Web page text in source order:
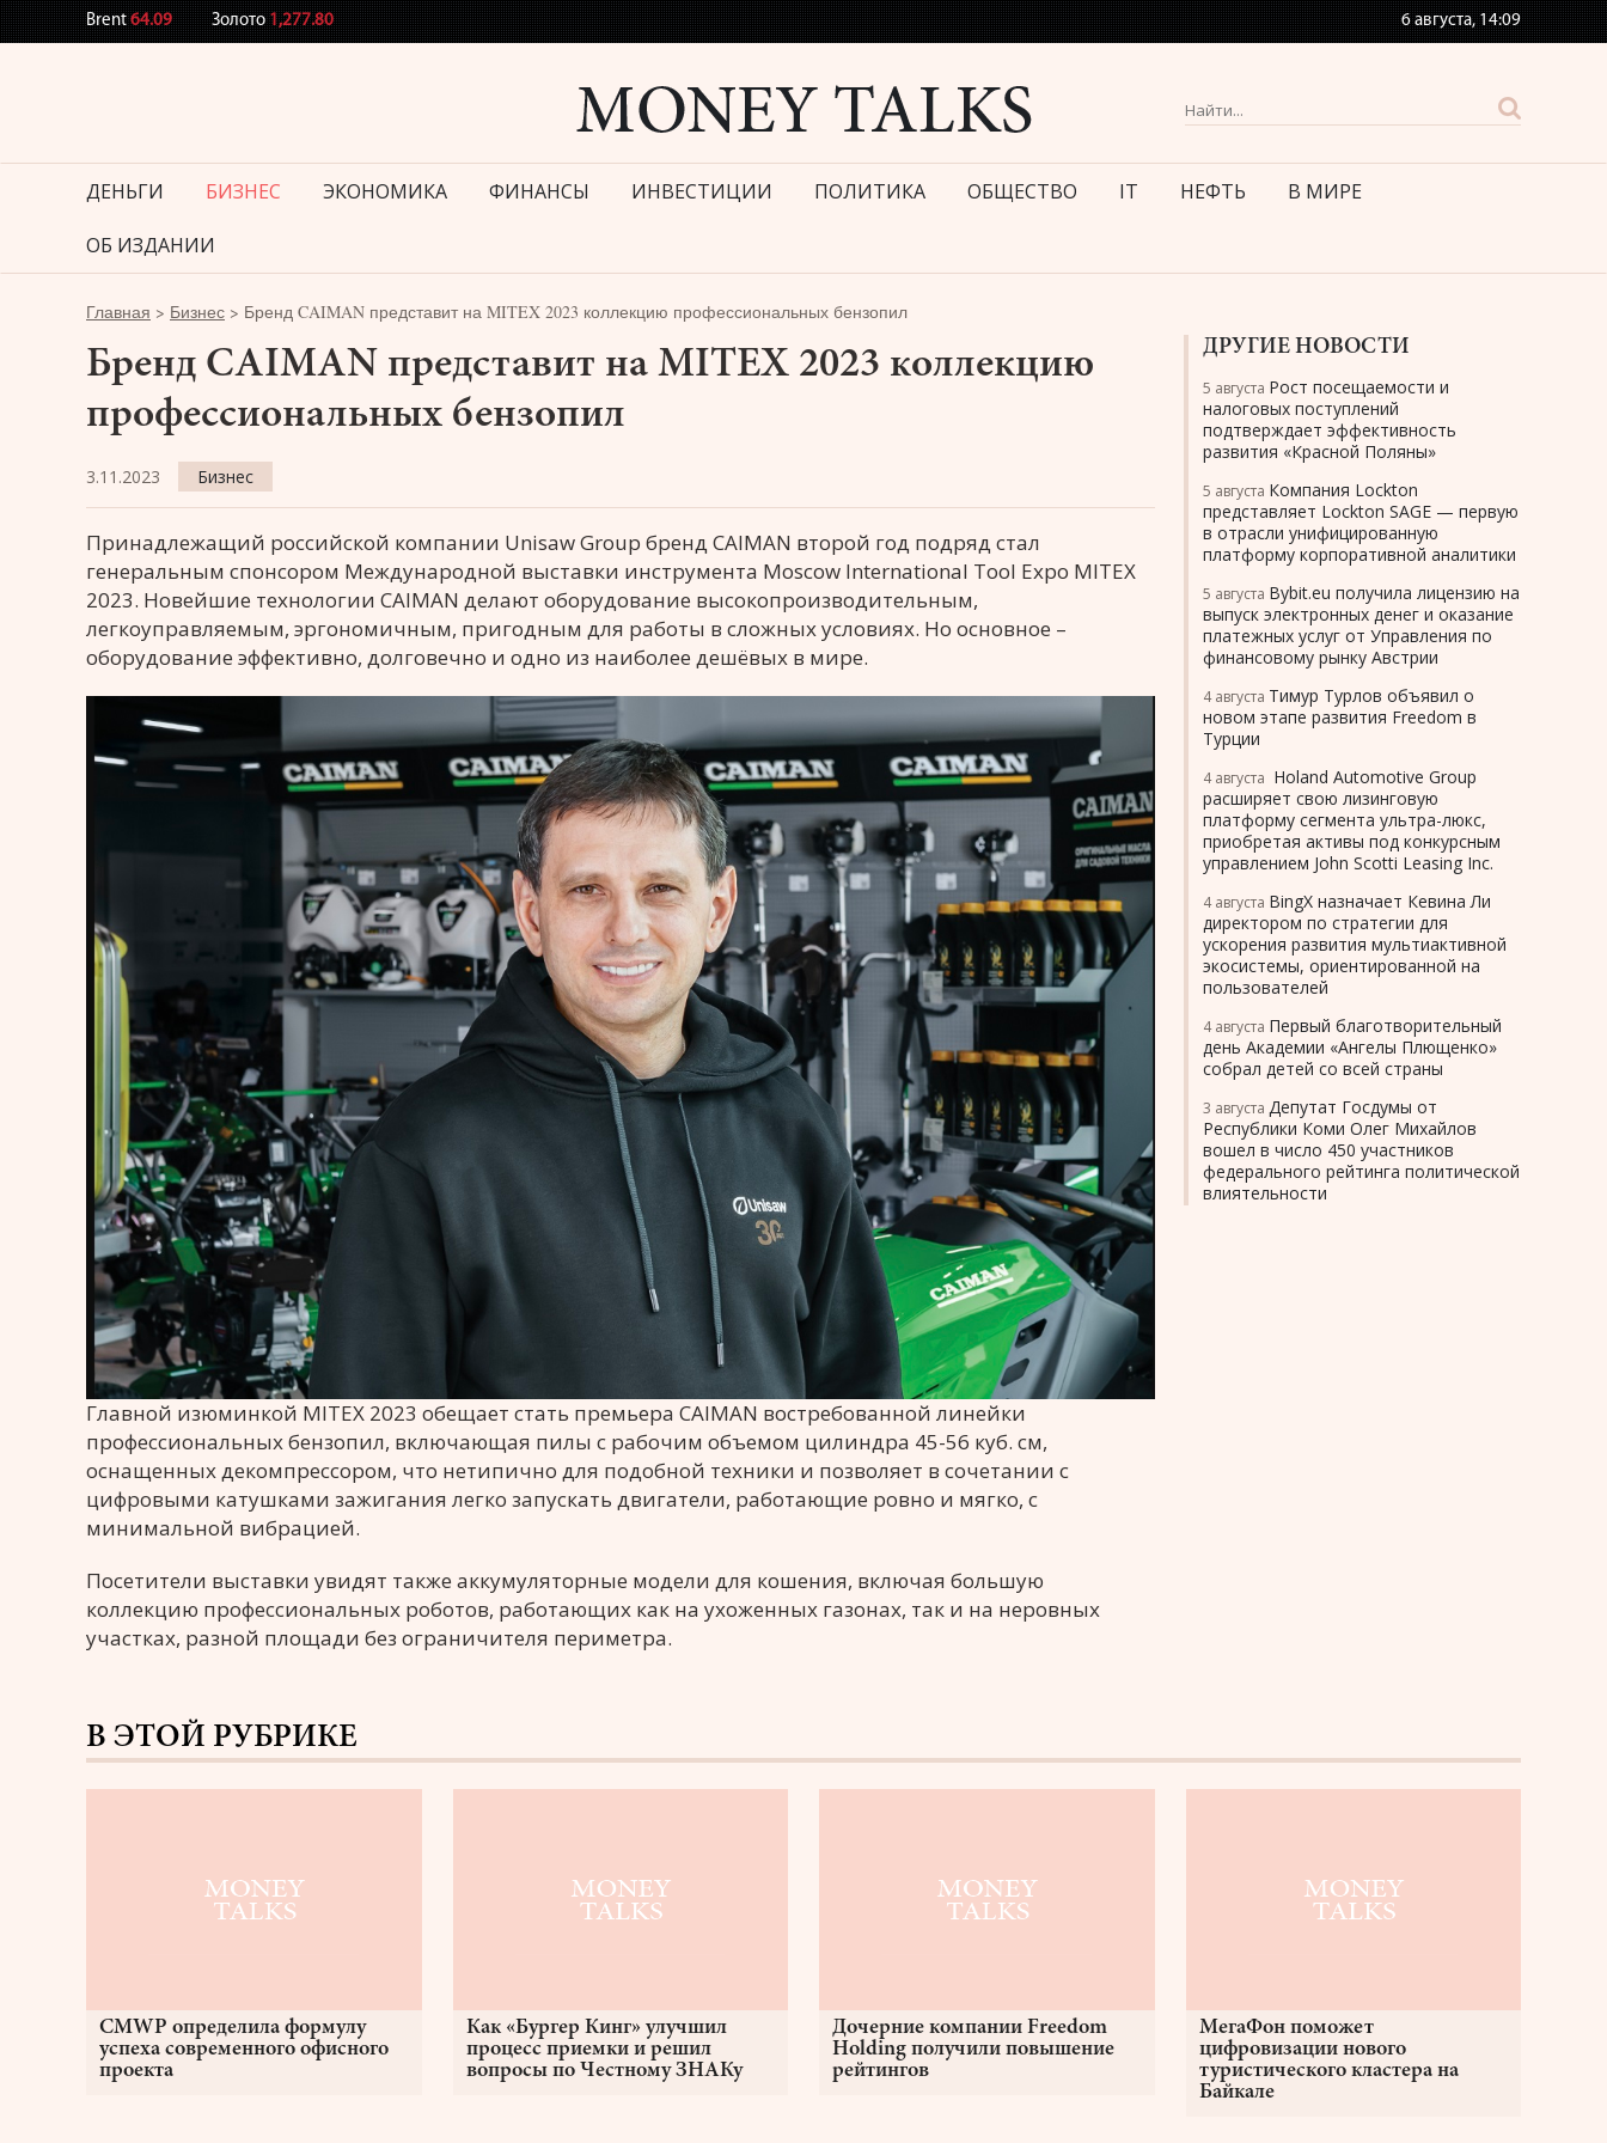
Brent64.09 Золото1,277.80 6 августа,14:09
ДЕНЬГИ БИЗНЕС ЭКОНОМИКА ФИНАНСЫ ИНВЕСТИЦИИ ПОЛИТИКА ОБЩЕСТВО IT НЕФТЬ В МИРЕ
ОБ ИЗДАНИИ
Главная > Бизнес > Бренд CAIMAN представит на MITEX 2023 коллекцию профессиональных бензопил
Бренд CAIMAN представит на MITEX 2023 коллекцию
профессиональных бензопил
3.11.2023 Бизнес
Принадлежащий российской компании Unisaw Group бренд CAIMAN второй год подряд стал
генеральным спонсором Международной выставки инструмента Moscow International Tool Expo MITEX
2023. Новейшие технологии CAIMAN делают оборудование высокопроизводительным,
легкоуправляемым, эргономичным, пригодным для работы в сложных условиях. Но основное –
оборудование эффективно, долговечно и одно из наиболее дешёвых в мире.
Главной изюминкой MITEX 2023 обещает стать премьера CAIMAN востребованной линейки
профессиональных бензопил, включающая пилы с рабочим объемом цилиндра 45-56 куб. см,
оснащенных декомпрессором, что нетипично для подобной техники и позволяет в сочетании с
цифровыми катушками зажигания легко запускать двигатели, работающие ровно и мягко, с
минимальной вибрацией.
Посетители выставки увидят также аккумуляторные модели для кошения, включая большую
коллекцию профессиональных роботов, работающих как на ухоженных газонах, так и на неровных
участках, разной площади без ограничителя периметра.
ДРУГИЕ НОВОСТИ
5 августа Рост посещаемости и
налоговых поступлений
подтверждает эффективность
развития «Красной Поляны»
5 августа Компания Lockton
представляет Lockton SAGE — первую
в отрасли унифицированную
платформу корпоративной аналитики
5 августа Bybit.eu получила лицензию на
выпуск электронных денег и оказание
платежных услуг от Управления по
финансовому рынку Австрии
4 августа Тимур Турлов объявил о
новом этапе развития Freedom в
Турции
4 августа Holand Automotive Group
расширяет свою лизинговую
платформу сегмента ультра-люкс,
приобретая активы под конкурсным
управлением John Scotti Leasing Inc.
4 августа BingX назначает Кевина Ли
директором по стратегии для
ускорения развития мультиактивной
экосистемы, ориентированной на
пользователей
4 августа Первый благотворительный
день Академии «Ангелы Плющенко»
собрал детей со всей страны
3 августа Депутат Госдумы от
Республики Коми Олег Михайлов
вошел в число 450 участников
федерального рейтинга политической
влиятельности
В ЭТОЙ РУБРИКЕ
CMWP определила формулу
успеха современного офисного
проекта
Как «Бургер Кинг» улучшил
процесс приемки и решил
вопросы по Честному ЗНАКу
Дочерние компании Freedom
Holding получили повышение
рейтингов
МегаФон поможет
цифровизации нового
туристического кластера на
Байкале